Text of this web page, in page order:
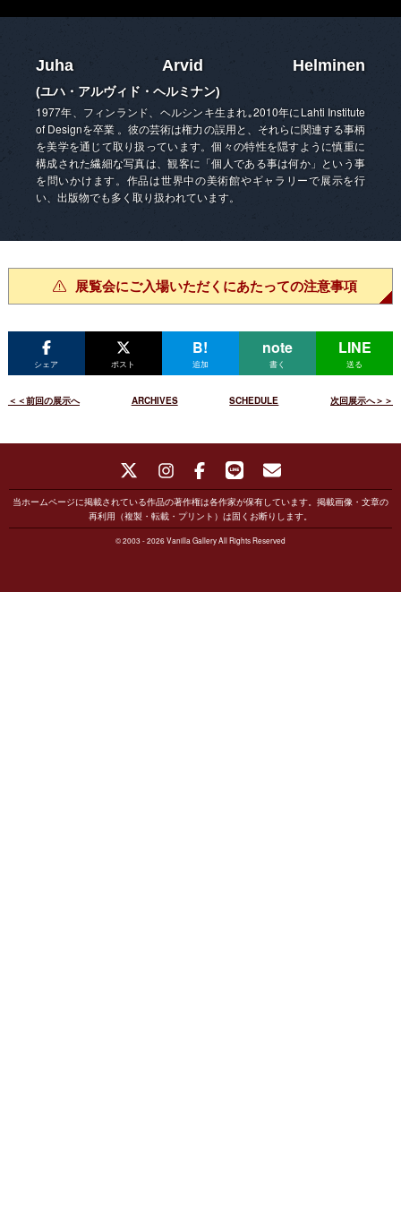
Juha Arvid Helminen
(ユハ・アルヴィド・ヘルミナン)
1977年、フィンランド、ヘルシンキ生まれ｡2010年にLahti Institute
of Designを卒業 。彼の芸術は権力の誤用と、それらに関連する事柄
を美学を通じて取り扱っています。個々の特性を隠すように慎重に
構成された繊細な写真は、観客に「個人である事は何か」という事
を問いかけます。作品は世界中の美術館やギャラリーで展示を行
い、出版物でも多く取り扱われています。
展覧会にご入場いただくにあたっての注意事項
シェア ポスト
B!
追加
note
書く
LINE
送る
＜＜前回の展示へ ARCHIVES SCHEDULE 次回展示へ＞＞
当ホームページに掲載されている作品の著作権は各作家が保有しています。掲載画像・文章の
再利用（複製・転載・プリント）は固くお断りします。
© 2003 - 2026 Vanilla Gallery All Rights Reserved